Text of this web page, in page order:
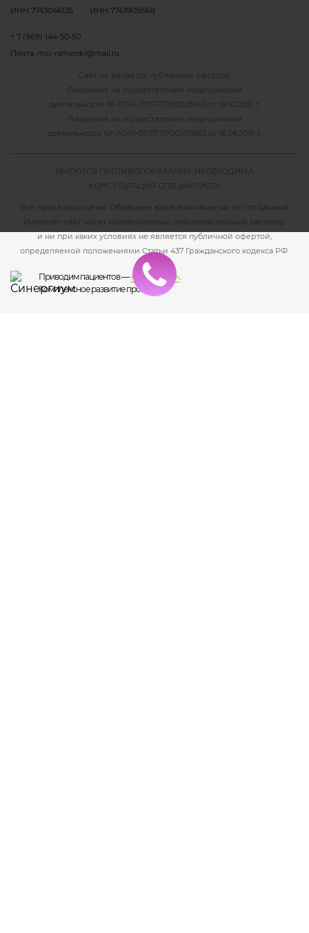
ИНН 7743046135
ИНН 7743909568
+ 7 (969) 144-50-50
Почта: mci-ramenki@mail.ru
Сайт не является публичной офертой
Лицензия на осуществление медицинской
деятельности №
Л041-01137-77/00328445 от 19.10.2021 г.
Лицензия на осуществление медицинской
деятельности №
ЛО41-01137-77/00307663 от 16.08.2016 г.
ИМЕЮТСЯ ПРОТИВОПОКАЗАНИЯ, НЕОБХОДИМА
КОНСУЛЬТАЦИЯ СПЕЦИАЛИСТА
Все права защищены. Обращаем ваше внимание на то, что данный
Интернет-сайт носит исключительно информационный характер
и ни при каких условиях не является публичной офертой,
определяемой положениями Статьи 437 Гражданского кодекса РФ.
Приводим пациентов —«Синергиум»
Комплексное развитие проекта